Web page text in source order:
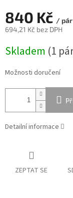
840 Kč / pár
694,21 Kč bez DPH
cena:
Skladem (1
Možnosti doručení
Detailní informace
ZEPTAT SE